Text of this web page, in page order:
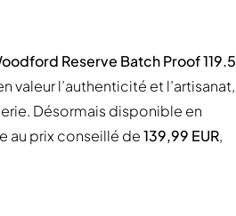
Reserve Batch Proof 119.5
valeur l’authenticité et l’artisanat,
Désormais disponible en
au prix conseillé de139,99 EUR,